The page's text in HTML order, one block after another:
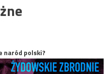
naród polski?